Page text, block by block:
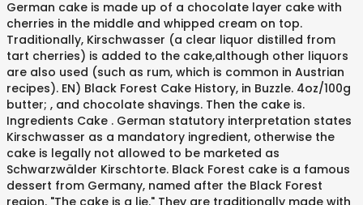
German cake is made up of a chocolate layer cake with
cherries in the middle and whipped cream on top.
Traditionally, Kirschwasser (a clear liquor distilled from
tart cherries) is added to the cake,although other liquors
are also used (such as rum, which is common in Austrian
recipes). EN) Black Forest Cake History, in Buzzle. 4oz/100g
butter; , and chocolate shavings. Then the cake is.
Ingredients Cake . German statutory interpretation states
Kirschwasser as a mandatory ingredient, otherwise the
cake is legally not allowed to be marketed as
Schwarzwälder Kirschtorte. Black Forest cake is a famous
dessert from Germany, named after the Black Forest
region. "The cake is a lie." They are traditionally made with